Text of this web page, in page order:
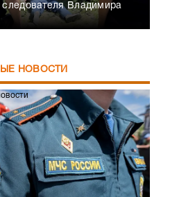
следователя Владимира
НОВОСТИ